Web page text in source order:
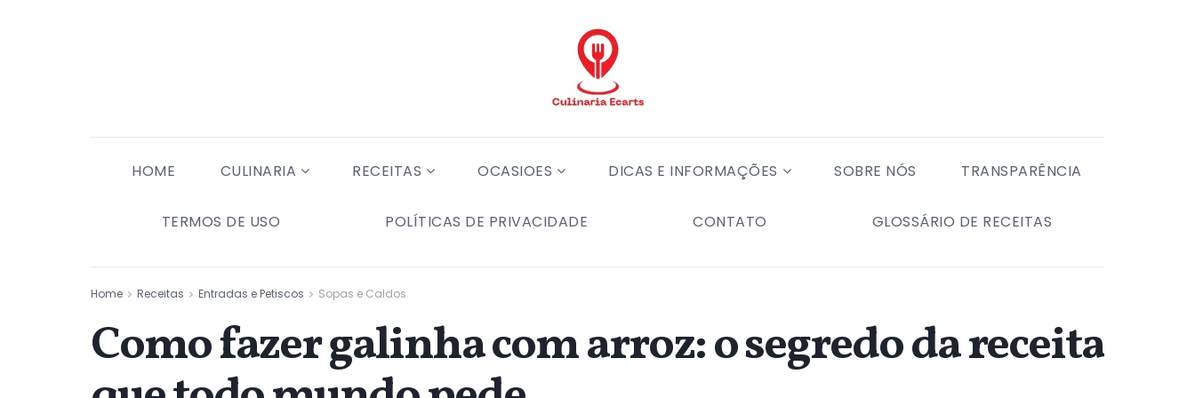
HOME CULINARIA RECEITAS OCASIOES DICAS E INFORMAÇÕES SOBRE NÓS TRANSPARÊNCIA
TERMOS DE USO POLÍTICAS DE PRIVACIDADE CONTATO GLOSSÁRIO DE RECEITAS
Home Receitas Entradas e Petiscos Sopas e Caldos
Como fazer galinha com arroz: o segredo da receita